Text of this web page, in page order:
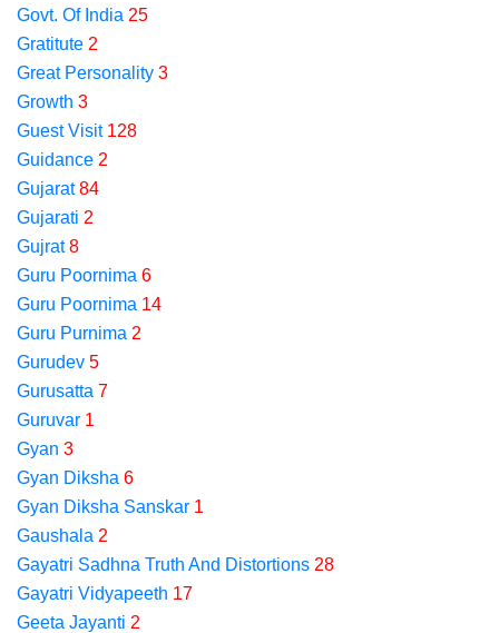
Govt. Of India 25
Gratitute 2
Great Personality 3
Growth 3
Guest Visit 128
Guidance 2
Gujarat 84
Gujarati 2
Gujrat 8
Guru Poornima 6
Guru Poornima 14
Guru Purnima 2
Gurudev 5
Gurusatta 7
Guruvar 1
Gyan 3
Gyan Diksha 6
Gyan Diksha Sanskar 1
Gaushala 2
Gayatri Sadhna Truth And Distortions 28
Gayatri Vidyapeeth 17
Geeta Jayanti 2